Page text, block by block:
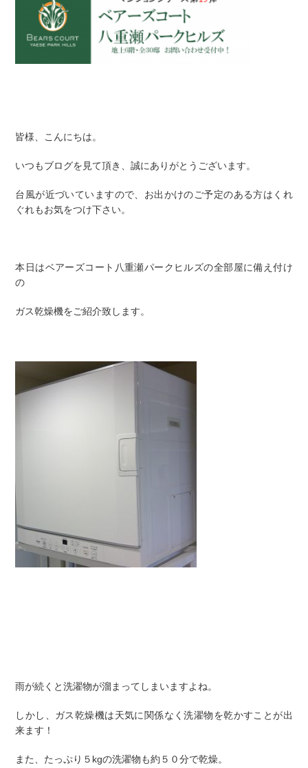
皆様、こんにちは。
いつもブログを見て頂き、誠にありがとうございます。
台風が近づいていますので、お出かけのご予定のある方はくれ
ぐれもお気をつけ下さい。
本日はベアーズコート八重瀬パークヒルズの全部屋に備え付け
の
ガス乾燥機をご紹介致します。
雨が続くと洗濯物が溜まってしまいますよね。
しかし、ガス乾燥機は天気に関係なく洗濯物を乾かすことが出
来ます！
また、たっぷり５kgの洗濯物も約５０分で乾燥。